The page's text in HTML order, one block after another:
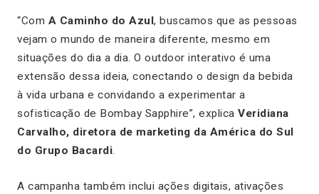
“Com A Caminho do Azul , buscamos que as pessoas
vejam o mundo de maneira diferente, mesmo em
situações do dia a dia. O outdoor interativo é uma
extensão dessa ideia, conectando o design da bebida
à vida urbana e convidando a experimentar a
sofisticação de Bombay Sapphire”, explica Veridiana
Carvalho, diretora de marketing da América do Sul
do Grupo Bacardi.
A campanha também inclui ações digitais, ativações